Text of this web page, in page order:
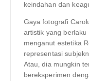
keindahan dan
Gaya fotografi
artistik yang
menganut estetika
representasi
Atau, dia mungkin
bereksperimen